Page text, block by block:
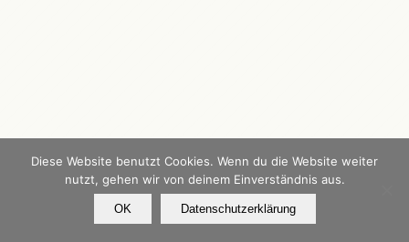
Diese Website benutzt Cookies. Wenn du die Website weiter
nutzt, gehen wir von deinem Einverständnis aus.
OK Datenschutzerklärung